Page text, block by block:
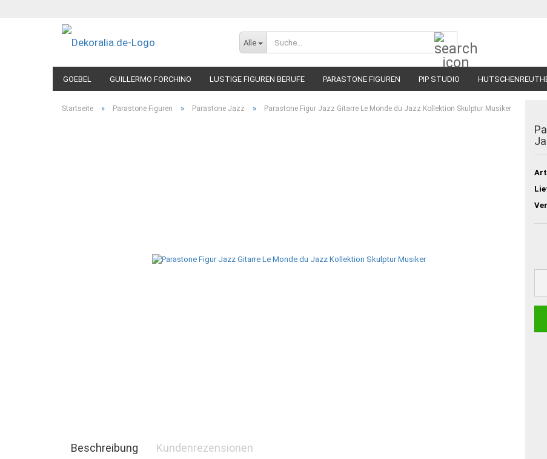
Alle
GOEBEL GUILLERMO FORCHINO LUSTIGE FIGUREN BERUFE PARASTONE FIGUREN PIP STUDIO
Startseite » Parastone Figuren » Parastone Jazz » Parastone Figur Jazz Gitarre Le Monde du Jazz Kollektion Skulptur Musiker
Beschreibung Kundenrezensionen